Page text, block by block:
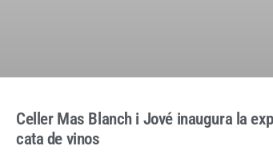
Celler Mas Blanch i Jové inaugura la
cata de vinos